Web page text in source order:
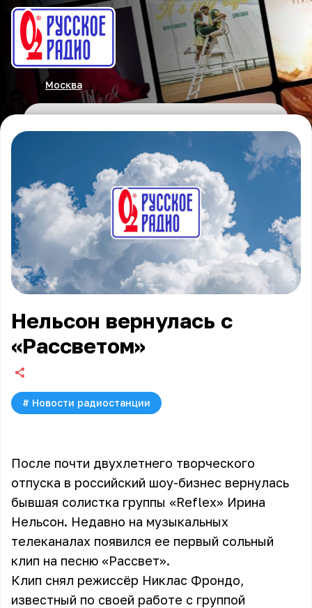
Москва
Нельсон вернулась с
«Рассветом»
# Новости радиостанции
После почти двухлетнего творческого
отпуска в российский шоу-бизнес вернулась
бывшая солистка группы «Reflex» Ирина
Нельсон. Недавно на музыкальных
телеканалах появился ее первый сольный
клип на песню «Рассвет».
Клип снял режиссёр Никлас Фрондо,
известный по своей работе с группой